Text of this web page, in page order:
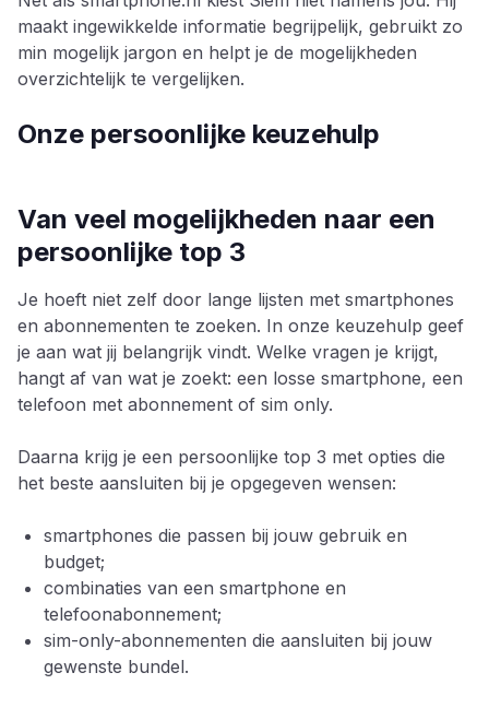
maakt ingewikkelde informatie begrijpelijk, gebruikt zo
min mogelijk jargon en helpt je de mogelijkheden
overzichtelijk te vergelijken.
Onze persoonlijke keuzehulp
Van veel mogelijkheden naar een
persoonlijke top 3
Je hoeft niet zelf door lange lijsten met smartphones
en abonnementen te zoeken. In onze keuzehulp geef
je aan wat jij belangrijk vindt. Welke vragen je krijgt,
hangt af van wat je zoekt: een losse smartphone, een
telefoon met abonnement of sim only.
Daarna krijg je een persoonlijke top 3 met opties die
het beste aansluiten bij je opgegeven wensen:
smartphones die passen bij jouw gebruik en
budget;
combinaties van een smartphone en
telefoonabonnement;
sim-only-abonnementen die aansluiten bij jouw
gewenste bundel.